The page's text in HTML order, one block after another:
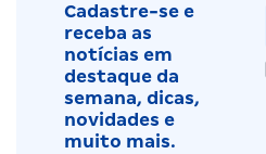
Cadastre-se e
receba as
notícias em
destaque da
semana, dicas,
novidades e
muito mais.